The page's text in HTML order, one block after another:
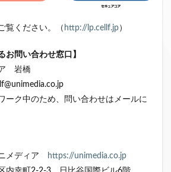
覧ください。（ http://lp.cellf.jp）
お問い合わせ窓口】
ア 岩橋
ーク中のため、問い合わせはメールに
メディア
https://unimedia.co.jp